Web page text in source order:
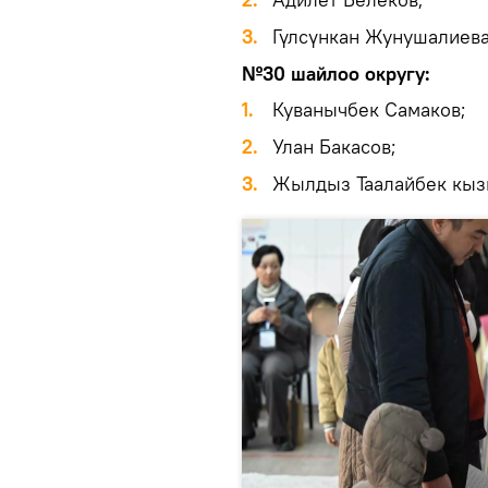
3.
Гүлсүнкан
№30 шайлоо округу:
1.
Куванычбек Самаков;
2.
Улан Бакасов;
3.
Жылдыз Таалайбек